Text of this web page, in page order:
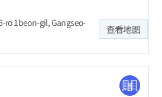
ro 1beon-gil, Gangseo-
查看地图